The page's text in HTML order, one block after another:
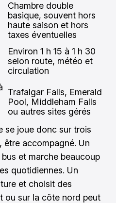
Chambre double
basique, souvent hors
haute saison et hors
taxes éventuelles
Environ 1 h 15 à 1 h 30
selon route, météo et
circulation
Trafalgar Falls, Emerald
Pool, Middleham Falls
ou autres sites gérés
se joue donc sur trois
être accompagné. Un
et marche beaucoup
quotidiennes. Un
et choisit des
ou sur la côte nord peut